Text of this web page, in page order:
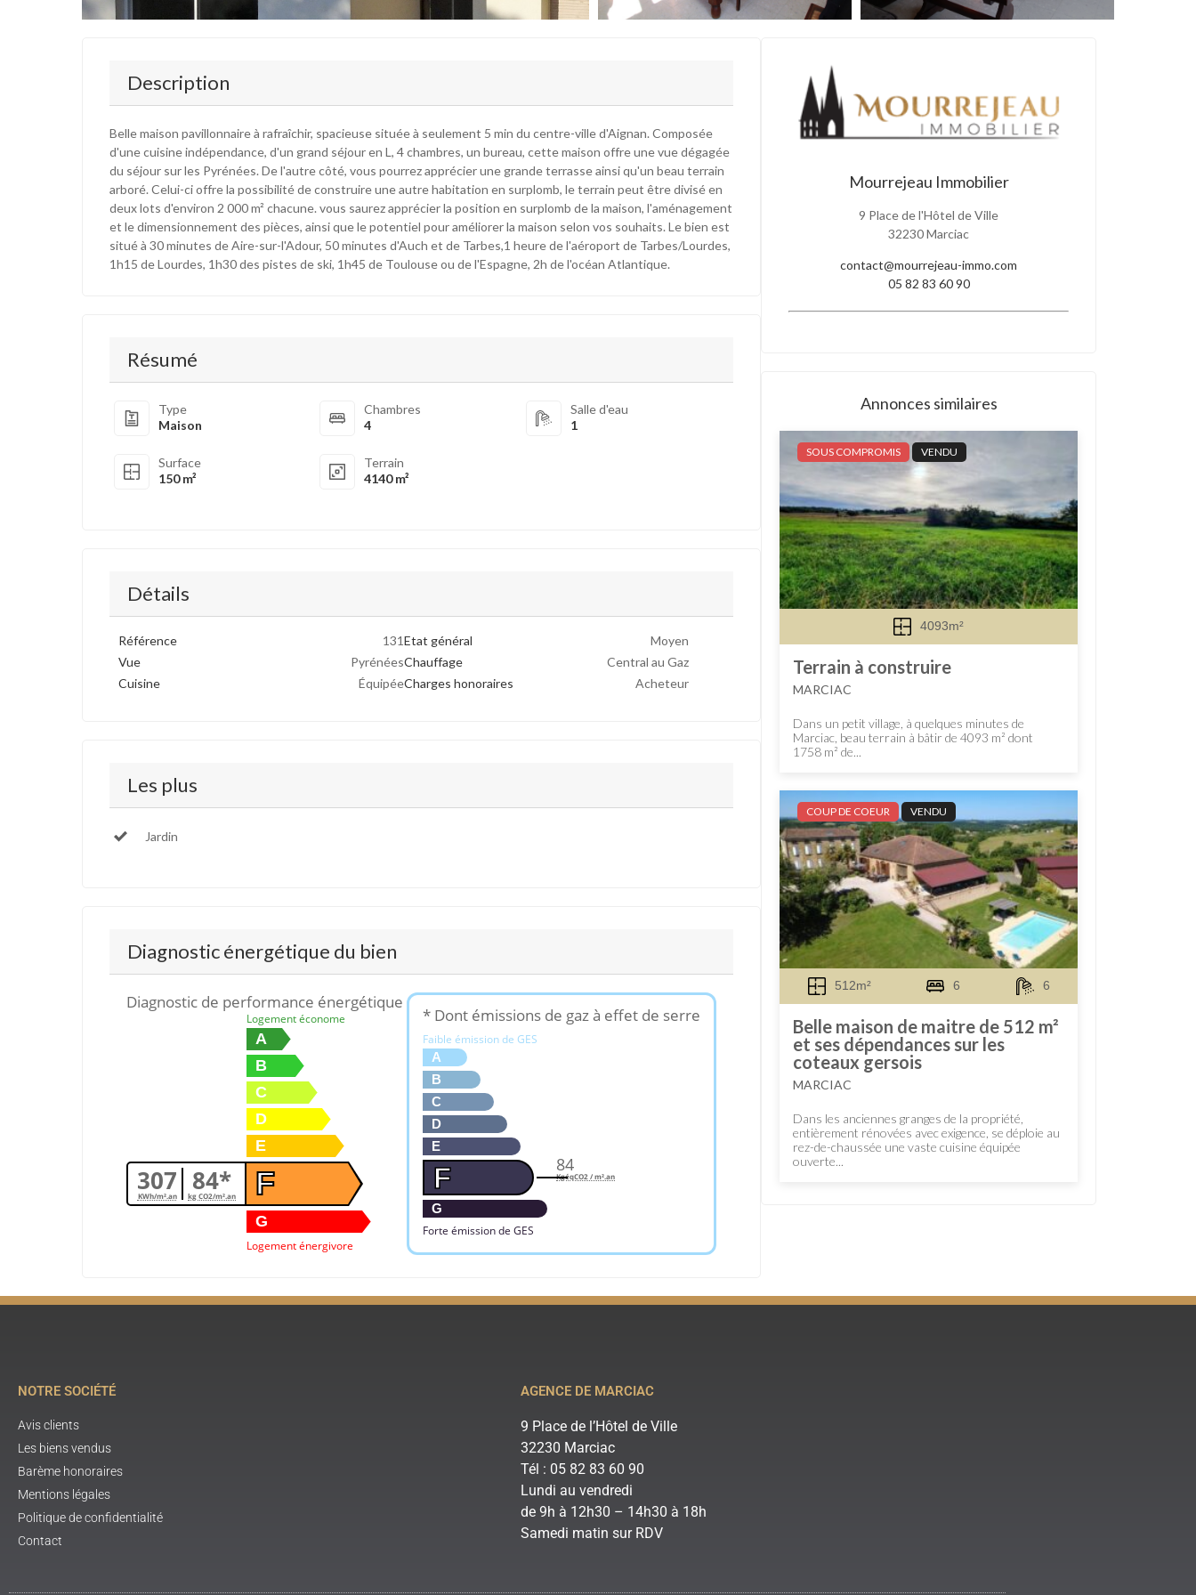
Description
Belle maison pavillonnaire à rafraîchir, spacieuse située à seulement 5 min du centre-ville d'Aignan. Composée
d'une cuisine indépendance, d'un grand séjour en L, 4 chambres, un bureau, cette maison offre une vue dégagée
du séjour sur les Pyrénées. De l'autre côté, vous pourrez apprécier une grande terrasse ainsi qu'un beau terrain
arboré. Celui-ci offre la possibilité de construire une autre habitation en surplomb, le terrain peut être divisé en
deux lots d'environ 2 000 m² chacune. vous saurez apprécier la position en surplomb de la maison, l'aménagement
et le dimensionnement des pièces, ainsi que le potentiel pour améliorer la maison selon vos souhaits. Le bien est
situé à 30 minutes de Aire-sur-l'Adour, 50 minutes d'Auch et de Tarbes,1 heure de l'aéroport de Tarbes/Lourdes,
1h15 de Lourdes, 1h30 des pistes de ski, 1h45 de Toulouse ou de l'Espagne, 2h de l'océan Atlantique.
Résumé
Type
Maison
Chambres
4
Salle d'eau
1
Surface
150 m²
Terrain
4140 m²
Détails
Référence 131Etat général
Moyen
Vue
PyrénéesChauffage
Central au Gaz
Cuisine
ÉquipéeCharges honoraires Acheteur
Les plus
Jardin
Diagnostic énergétique du bien
Diagnostic de performance énergétique
307
KWh/m².an 84*
kg CO2/m².an
Logement économe
A
B
C
D
E
F
G
Logement énergivore
* Dont émissions de gaz à effet de serre
Faible émission de GES
A
B
C
D
E
F
G
Forte émission de GES
84
KgéqCO2 / m².an
Mourrejeau Immobilier
9 Place de l'Hôtel de Ville
32230 Marciac
contact@mourrejeau-immo.com
05 82 83 60 90
Annonces similaires
SOUS COMPROMIS VENDU
4093m²
Terrain à construire
MARCIAC
Dans un petit village, à quelques minutes de
Marciac, beau terrain à bâtir de 4093 m² dont
1758 m² de...
COUP DE COEUR VENDU
512m² 6 6
Belle maison de maitre de 512 m²
et ses dépendances sur les
coteaux gersois
MARCIAC
Dans les anciennes granges de la propriété,
entièrement rénovées avec exigence, se déploie au
rez-de-chaussée une vaste cuisine équipée
ouverte...
NOTRE SOCIÉTÉ
Avis clients
Les biens vendus
Barème honoraires
Mentions légales
Politique de confidentialité
Contact
AGENCE DE MARCIAC
9 Place de l’Hôtel de Ville
32230 Marciac
Tél : 05 82 83 60 90
Lundi au vendredi
de 9h à 12h30 – 14h30 à 18h
Samedi matin sur RDV